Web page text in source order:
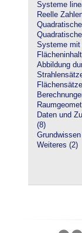
Systeme
Reelle
Systeme mit
Abbildung
Daten und
(8)
Weiteres (2)